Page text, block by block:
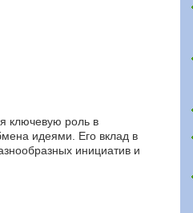
ключевую роль в
идеями. Его вклад в
инициатив и